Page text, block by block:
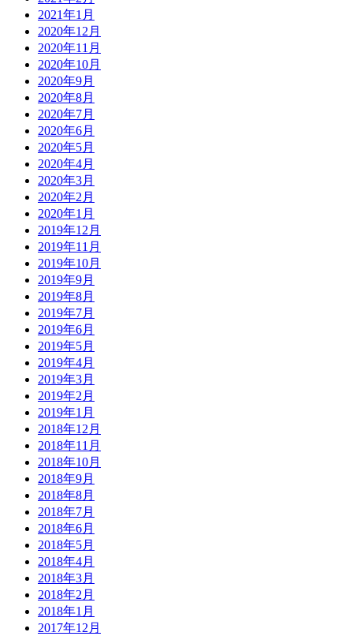
2021年1月
2020年12月
2020年11月
2020年10月
2020年9月
2020年8月
2020年7月
2020年6月
2020年5月
2020年4月
2020年3月
2020年2月
2020年1月
2019年12月
2019年11月
2019年10月
2019年9月
2019年8月
2019年7月
2019年6月
2019年5月
2019年4月
2019年3月
2019年2月
2019年1月
2018年12月
2018年11月
2018年10月
2018年9月
2018年8月
2018年7月
2018年6月
2018年5月
2018年4月
2018年3月
2018年2月
2018年1月
2017年12月